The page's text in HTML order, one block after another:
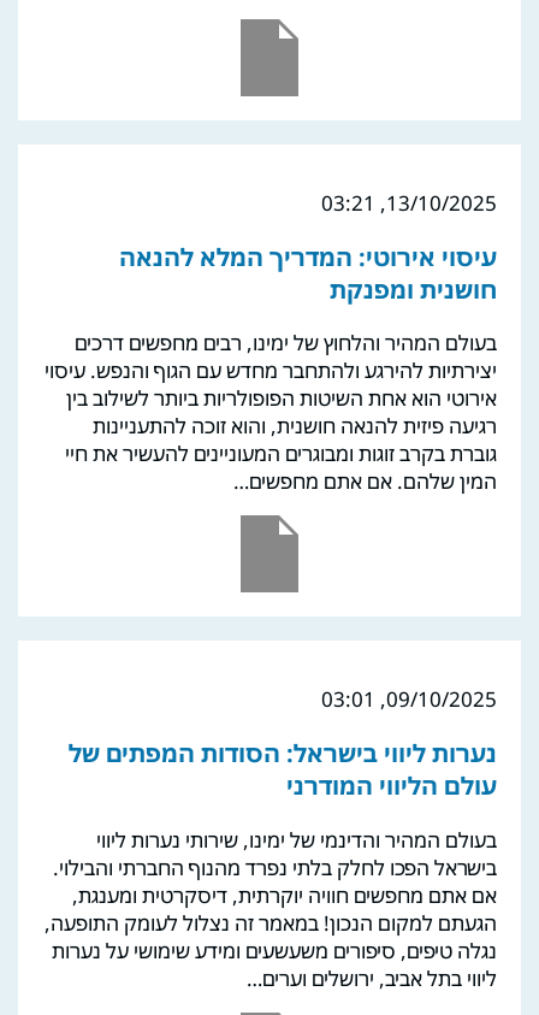
13/10/2025, 03:21
עיסוי אירוטי: המדריך המלא להנאה
חושנית ומפנקת
בעולם המהיר והלחוץ של ימינו, רבים מחפשים דרכים
יצירתיות להירגע ולהתחבר מחדש עם הגוף והנפש. עיסוי
אירוטי הוא אחת השיטות הפופולריות ביותר לשילוב בין
רגיעה פיזית להנאה חושנית, והוא זוכה להתעניינות
גוברת בקרב זוגות ומבוגרים המעוניינים להעשיר את חיי
המין שלהם. אם אתם מחפשים…
09/10/2025, 03:01
נערות ליווי בישראל: הסודות המפתים של
עולם הליווי המודרני
בעולם המהיר והדינמי של ימינו, שירותי נערות ליווי
בישראל הפכו לחלק בלתי נפרד מהנוף החברתי והבילוי.
אם אתם מחפשים חוויה יוקרתית, דיסקרטית ומענגת,
הגעתם למקום הנכון! במאמר זה נצלול לעומק התופעה,
נגלה טיפים, סיפורים משעשעים ומידע שימושי על נערות
ליווי בתל אביב, ירושלים וערים…